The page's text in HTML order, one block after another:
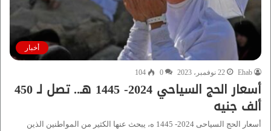
أخبار
Ehab 22 نوفمبر، 2023 0
104
أسعار الحج السياحي 2024- 1445 هـ.. تصل لـ 450
ألف جنيه
أسعار الحج السياحى 2024- 1445 ه، يبحث عنها الكثير من المواطنين الذين